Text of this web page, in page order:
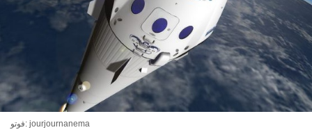
فوتو: jourjournanema